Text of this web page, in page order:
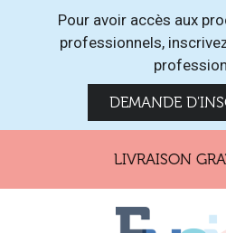
Pour avoir accès aux
professionnels,
DEMANDE
LIVRAISON